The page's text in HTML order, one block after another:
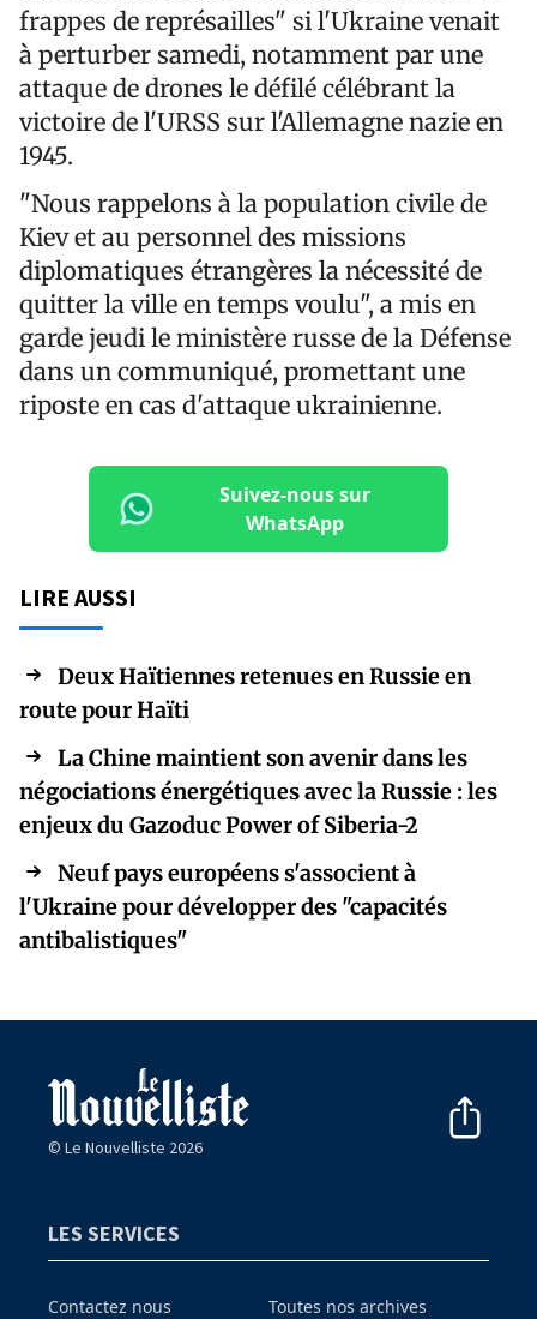
frappes de représailles" si l'Ukraine venait
à perturber samedi, notamment par une
attaque de drones le défilé célébrant la
victoire de l'URSS sur l'Allemagne nazie en
1945.
"Nous rappelons à la population civile de
Kiev et au personnel des missions
diplomatiques étrangères la nécessité de
quitter la ville en temps voulu", a mis en
garde jeudi le ministère russe de la Défense
dans un communiqué, promettant une
riposte en cas d'attaque ukrainienne.
Suivez-nous sur
WhatsApp
LIRE AUSSI
Deux Haïtiennes retenues en Russie en
route pour Haïti
La Chine maintient son avenir dans les
négociations énergétiques avec la Russie : les
enjeux du Gazoduc Power of Siberia-2
Neuf pays européens s'associent à
l'Ukraine pour développer des "capacités
antibalistiques"
© Le Nouvelliste 2026
LES SERVICES
Contactez nous Toutes nos archives